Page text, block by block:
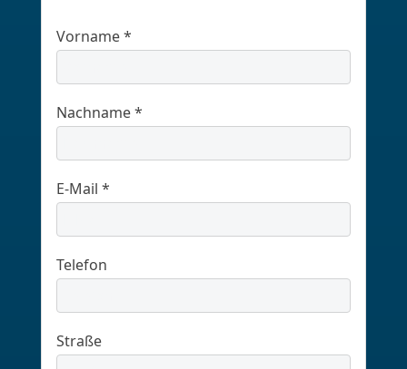
Vorname *
Nachname *
E-Mail *
Telefon
Straße